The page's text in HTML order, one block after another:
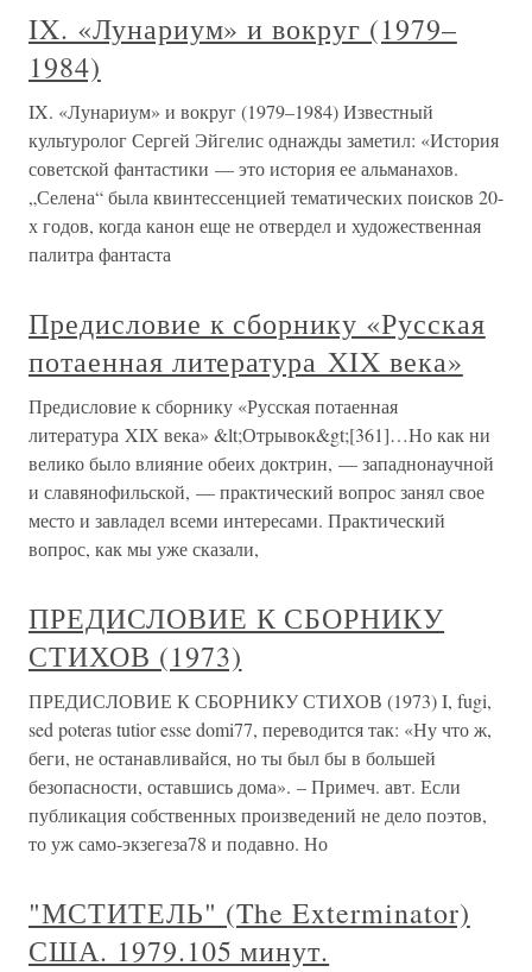
IX. «Лунариум» и вокруг (1979–
1984)
IX. «Лунариум» и вокруг (1979–1984) Известный
культуролог Сергей Эйгелис однажды заметил: «История
советской фантастики — это история ее альманахов.
„Селена“ была квинтессенцией тематических поисков 20-
х годов, когда канон еще не отвердел и художественная
палитра фантаста
Предисловие к сборнику «Русская
потаенная литература XIX века»
Предисловие к сборнику «Русская потаенная
литература XIX века» &lt;Отрывок&gt;[361]…Но как ни
велико было влияние обеих доктрин, — западнонаучной
и славянофильской, — практический вопрос занял свое
место и завладел всеми интересами. Практический
вопрос, как мы уже сказали,
ПРЕДИСЛОВИЕ К СБОРНИКУ
СТИХОВ (1973)
ПРЕДИСЛОВИЕ К СБОРНИКУ СТИХОВ (1973) I, fugi,
sed poteras tutior esse domi77, переводится так: «Ну что ж,
беги, не останавливайся, но ты был бы в большей
безопасности, оставшись дома». – Примеч. авт. Если
публикация собственных произведений не дело поэтов,
то уж само-экзегеза78 и подавно. Но
"МСТИТЕЛЬ" (The Exterminator)
США. 1979.105 минут.